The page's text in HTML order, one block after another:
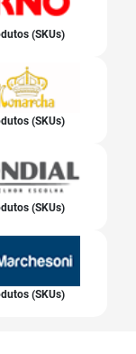
(SKUs)
(SKUs)
(SKUs)
(SKUs)